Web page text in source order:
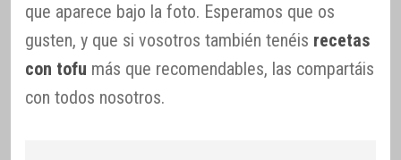
que aparece bajo la foto. Esperamos que os
gusten, y que si vosotros también tenéis recetas
con tofu más que recomendables, las compartáis
con todos nosotros.